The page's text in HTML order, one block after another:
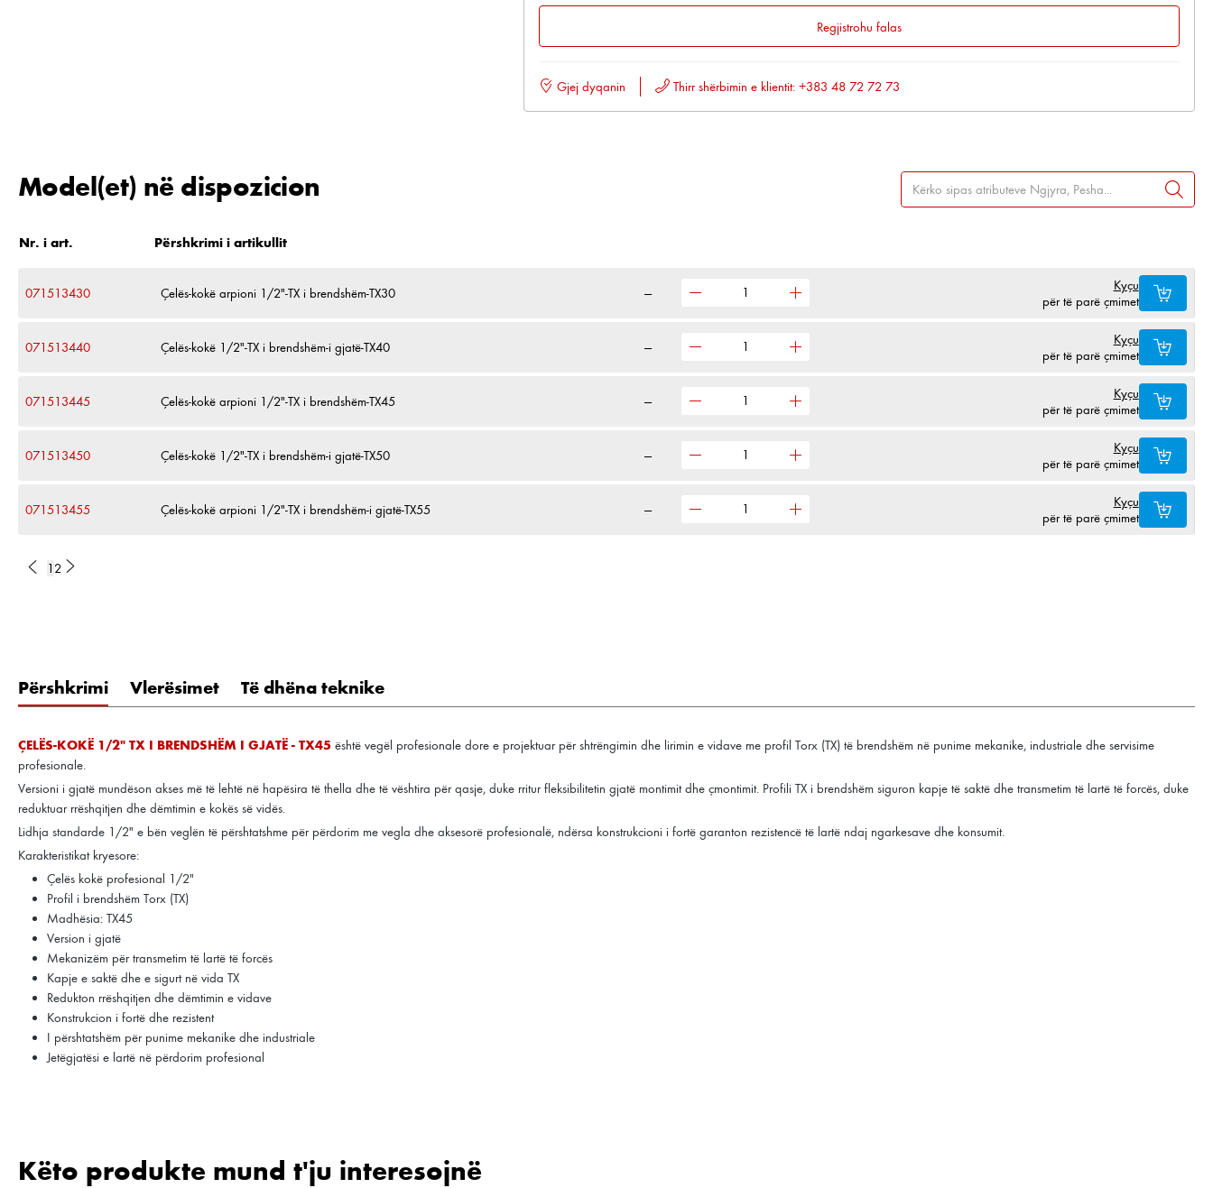
Regjistrohu falas
Gjej dyqanin Thirr shërbimin e klientit: +383 48 72 72 73
Model(et) në dispozicion
Nr. i art. Përshkrimi i artikullit
071513430 Çelës-kokë arpioni 1/2"-TX i brendshëm-TX30 —
Kyçu
për të parë çmimet
071513440 Çelës-kokë 1/2"-TX i brendshëm-i gjatë-TX40 —
Kyçu
për të parë çmimet
071513445 Çelës-kokë arpioni 1/2"-TX i brendshëm-TX45 —
Kyçu
për të parë çmimet
071513450 Çelës-kokë 1/2"-TX i brendshëm-i gjatë-TX50 —
Kyçu
për të parë çmimet
071513455 Çelës-kokë arpioni 1/2"-TX i brendshëm-i gjatë-TX55 —
Kyçu
për të parë çmimet
1 2
Përshkrimi Vlerësimet Të dhëna teknike
ÇELËS-KOKË 1/2" TX I BRENDSHËM I GJATË - TX45 është vegël profesionale dore e projektuar për shtrëngimin dhe lirimin e vidave me profil Torx (TX) të brendshëm në punime mekanike, industriale dhe servisime
profesionale.
Versioni i gjatë mundëson akses më të lehtë në hapësira të thella dhe të vështira për qasje, duke rritur fleksibilitetin gjatë montimit dhe çmontimit. Profili TX i brendshëm siguron kapje të saktë dhe transmetim të lartë të forcës, duke
reduktuar rrëshqitjen dhe dëmtimin e kokës së vidës.
Lidhja standarde 1/2" e bën veglën të përshtatshme për përdorim me vegla dhe aksesorë profesionalë, ndërsa konstrukcioni i fortë garanton rezistencë të lartë ndaj ngarkesave dhe konsumit.
Karakteristikat kryesore:
Çelës kokë profesional 1/2"
Profil i brendshëm Torx (TX)
Madhësia: TX45
Version i gjatë
Mekanizëm për transmetim të lartë të forcës
Kapje e saktë dhe e sigurt në vida TX
Redukton rrëshqitjen dhe dëmtimin e vidave
Konstrukcion i fortë dhe rezistent
I përshtatshëm për punime mekanike dhe industriale
Jetëgjatësi e lartë në përdorim profesional
Kalo galerinë e produktit
Këto produkte mund t'ju interesojnë